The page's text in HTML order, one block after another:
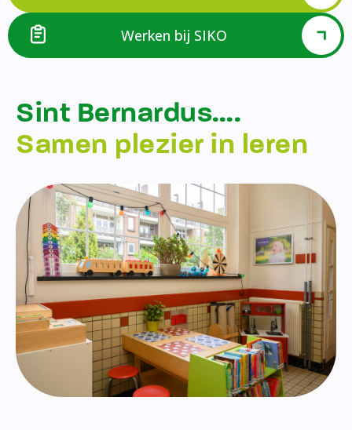
Werken bij SIKO
Sint Bernardus….
Samen plezier in leren